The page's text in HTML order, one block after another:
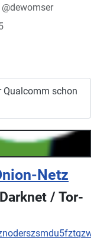
Qualcomm schon
Netz
/ Tor-